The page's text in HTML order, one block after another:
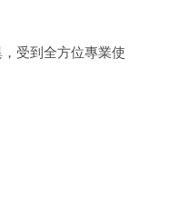
受到全方位專業使